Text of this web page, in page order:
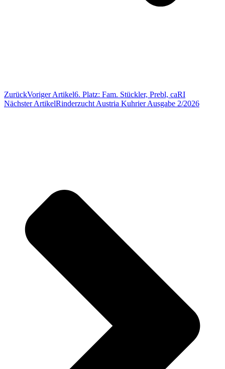
ZurückVoriger Artikel6. Platz: Fam. Stückler, Prebl, caRI
Nächster ArtikelRinderzucht Austria Kuhrier Ausgabe 2/2026